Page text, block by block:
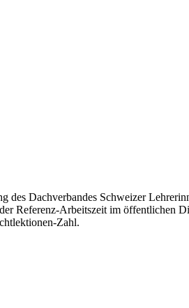
des Dachverbandes Schweizer
Referenz-Arbeitszeit im öffentlichen
Zahl.